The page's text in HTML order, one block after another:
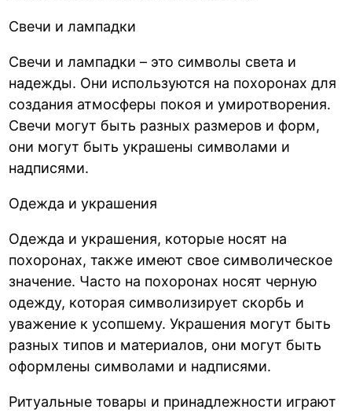
Свечи и лампадки
Свечи и лампадки – это символы света и
надежды. Они используются на похоронах для
создания атмосферы покоя и умиротворения.
Свечи могут быть разных размеров и форм,
они могут быть украшены символами и
надписями.
Одежда и украшения
Одежда и украшения, которые носят на
похоронах, также имеют свое символическое
значение. Часто на похоронах носят черную
одежду, которая символизирует скорбь и
уважение к усопшему. Украшения могут быть
разных типов и материалов, они могут быть
оформлены символами и надписями.
Ритуальные товары и принадлежности играют